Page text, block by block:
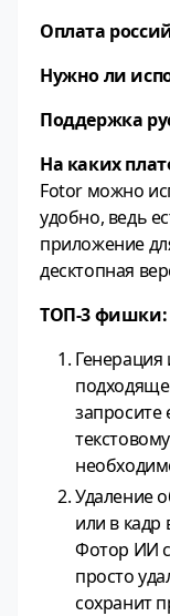
Оплата
Нужно ли
Поддержка
На каких
Fotor можно
удобно, ведь
приложение
десктопная
ТОП-3 фишки:
запросите
Удаление
или в
Фотор ИИ
просто
сохранит